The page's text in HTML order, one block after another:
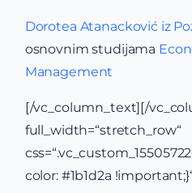
Dorotea Atanacković iz
osnovnim studijama
Management
[/vc_column_text][/
full_width=“stretch_row“
color: #1b1d2a